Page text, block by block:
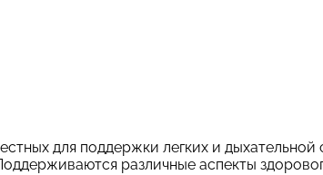
для поддержки легких и
различные аспекты